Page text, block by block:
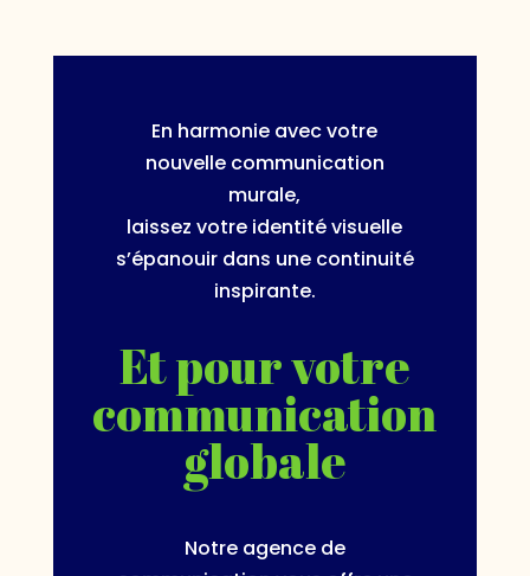
En harmonie avec votre
nouvelle communication
murale,
laissez votre identité visuelle
s’épanouir dans une continuité
inspirante.
Et pour votre
communication
globale
Notre agence de